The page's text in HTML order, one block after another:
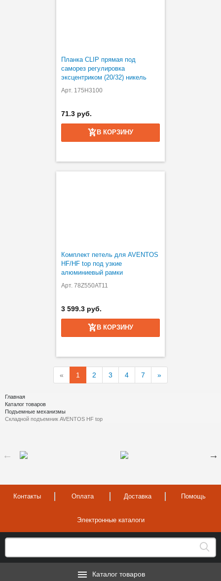
Планка CLIP прямая под
саморез регулировка
эксцентриком (20/32) никель
Арт. 175H3100
71.3 руб.
В КОРЗИНУ
Комплект петель для AVENTOS
HF/HF top под узкие
алюминиевый рамки
Арт. 78Z550AT11
3 599.3 руб.
В КОРЗИНУ
« 1 2 3 4 7 »
Главная
Каталог товаров
Подъемные механизмы
Складной подъемник AVENTOS HF top
Контакты Оплата Доставка Помощь
Электронные каталоги
Каталог товаров